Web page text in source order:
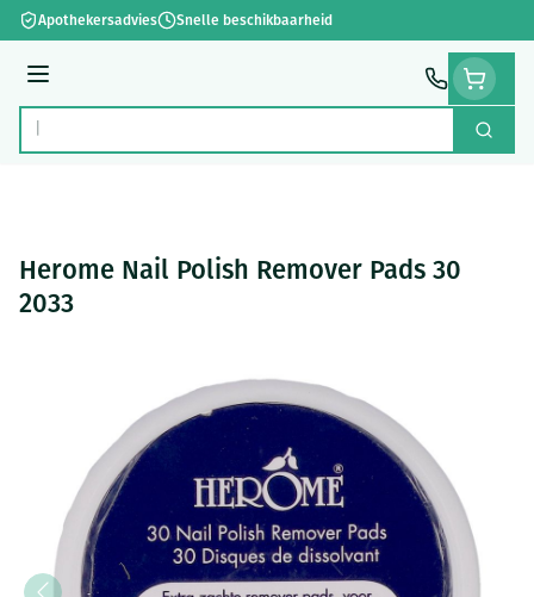
Ga naar de inhoud
Apothekersadvies Snelle beschikbaarheid
Menu
Product, merk, categorie... Zoek
Herome Nail Polish Remover Pads 30
2033